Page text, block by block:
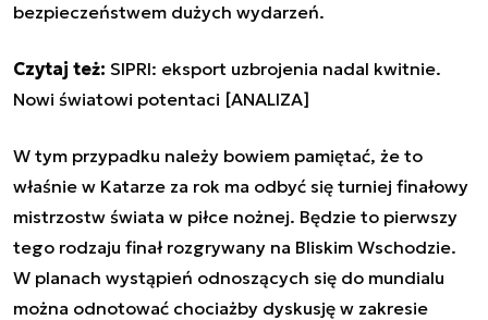
bezpieczeństwem dużych wydarzeń.
Czytaj też: SIPRI: eksport uzbrojenia nadal kwitnie.
Nowi światowi potentaci [ANALIZA]
W tym przypadku należy bowiem pamiętać, że to
właśnie w Katarze za rok ma odbyć się turniej finałowy
mistrzostw świata w piłce nożnej. Będzie to pierwszy
tego rodzaju finał rozgrywany na Bliskim Wschodzie.
W planach wystąpień odnoszących się do mundialu
można odnotować chociażby dyskusję w zakresie